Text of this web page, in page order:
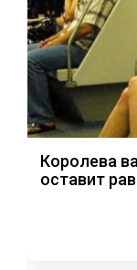
Королева
оставит